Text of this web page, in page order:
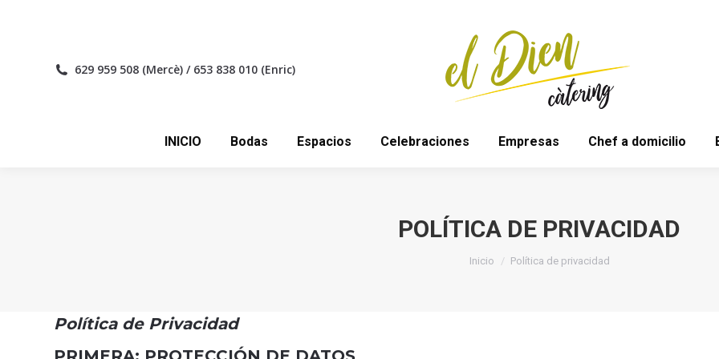
629 959 508 (Mercè) / 653 838 010 (Enric)
INICIO Bodas Espacios Celebraciones Empresas Chef a domicilio
POLÍTICA DE PRIVACIDAD
Estás aquí:
Inicio Política de privacidad
Política de Privacidad
Celebraciones